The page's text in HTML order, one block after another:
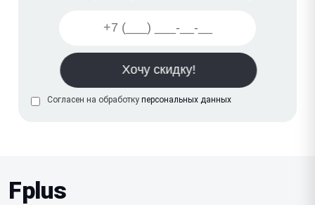
Согласен на обработку персональных данных
Fplus